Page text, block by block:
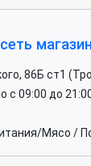
86Б ст1
с 09:00 до
Мясо /